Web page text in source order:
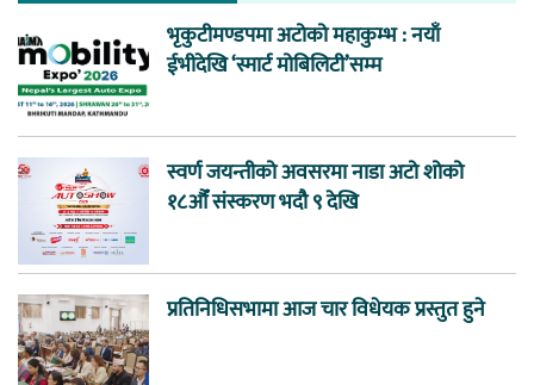
भृकुटीमण्डपमा अटोको महाकुम्भ : नयाँ
ईभीदेखि ‘स्मार्ट मोबिलिटी’सम्म
स्वर्ण जयन्तीको अवसरमा नाडा अटो शोको
१८औँ संस्करण भदौ ९ देखि
प्रतिनिधिसभामा आज चार विधेयक प्रस्तुत हुने